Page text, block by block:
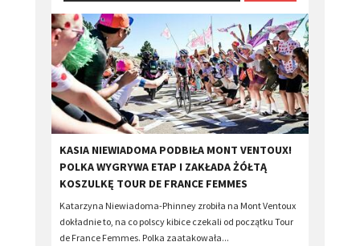
KASIA NIEWIADOMA PODBIŁA MONT VENTOUX!
POLKA WYGRYWA ETAP I ZAKŁADA ŻÓŁTĄ
KOSZULKĘ TOUR DE FRANCE FEMMES
Katarzyna Niewiadoma-Phinney zrobiła na Mont Ventoux
dokładnie to, na co polscy kibice czekali od początku Tour
de France Femmes. Polka zaatakowała...